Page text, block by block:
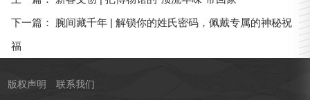
下一篇：
腕间藏千年 | 解锁你的姓氏密码，佩戴专属的神秘祝
福
版权声明 联系我们